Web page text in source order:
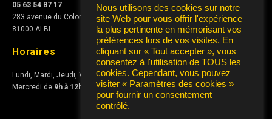
05 63 54 87 17
283 avenue du Colonel Teyssier
81000 ALBI
Horaires
Lundi, Mardi, Jeudi, Vendredi de10h à 12het de15h à 17h
Mercredi de 9h à 12h
Nous utilisons des cookies sur notre
site Web pour vous offrir l'expérience
la plus pertinente en mémorisant vos
préférences lors de vos visites. En
cliquant sur « Tout accepter », vous
consentez à l'utilisation de TOUS les
cookies. Cependant, vous pouvez
visiter « Paramètres des cookies »
pour fournir un consentement
contrôlé.